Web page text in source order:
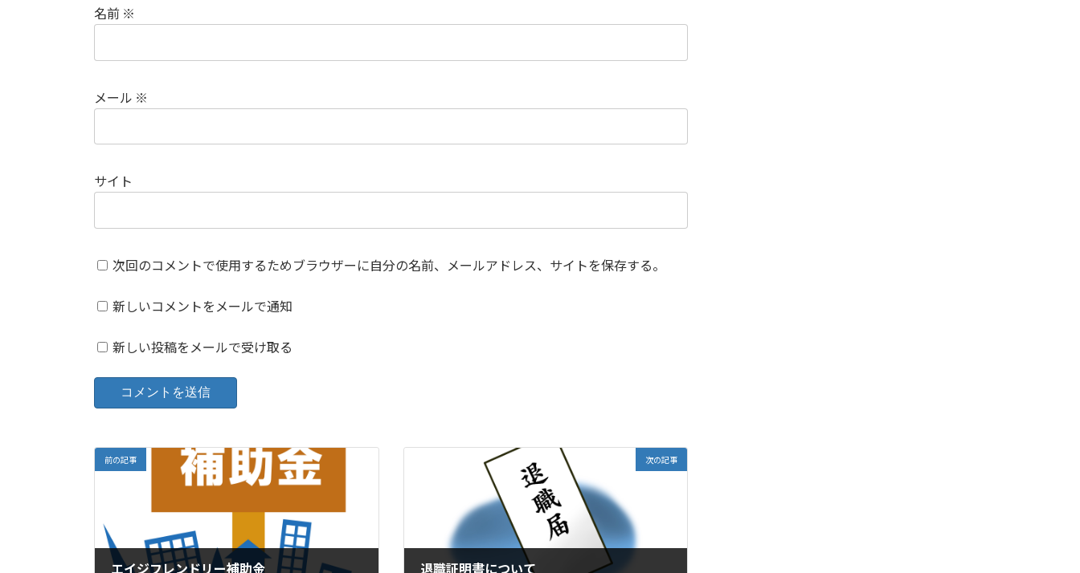
名前 ※
メール ※
サイト
次回のコメントで使用するためブラウザーに自分の名前、メールアドレス、サイトを保存する。
新しいコメントをメールで通知
新しい投稿をメールで受け取る
前の記事
エイジフレンドリー補助金
次の記事
退職証明書について